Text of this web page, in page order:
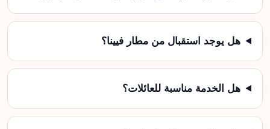
هل يوجد استقبال من مطار فيينا؟
هل الخدمة مناسبة للعائلات؟